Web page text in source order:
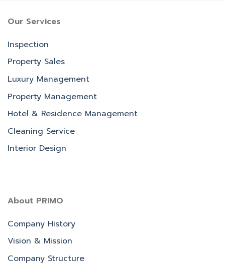
Our Services
Inspection
Property Sales
Luxury Management
Property Management
Hotel & Residence Management
Cleaning Service
Interior Design
About PRIMO
Company History
Vision & Mission
Company Structure